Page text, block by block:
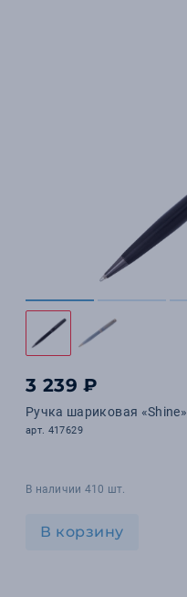
3 239 ₽
Ручка шариковая «Shine»
арт. 417629
В наличии 410 шт.
В корзину